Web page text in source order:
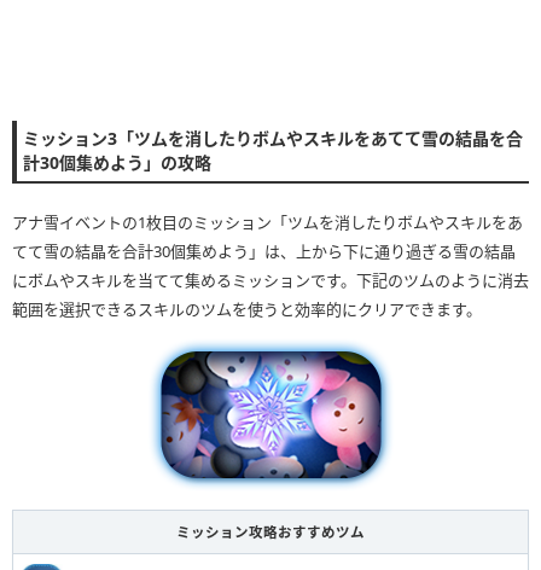
ミッション3「ツムを消したりボムやスキルをあてて雪の結晶を合
計30個集めよう」の攻略
アナ雪イベントの1枚目のミッション「ツムを消したりボムやスキルをあ
てて雪の結晶を合計30個集めよう」は、上から下に通り過ぎる雪の結晶
にボムやスキルを当てて集めるミッションです。下記のツムのように消去
範囲を選択できるスキルのツムを使うと効率的にクリアできます。
ミッション攻略おすすめツム